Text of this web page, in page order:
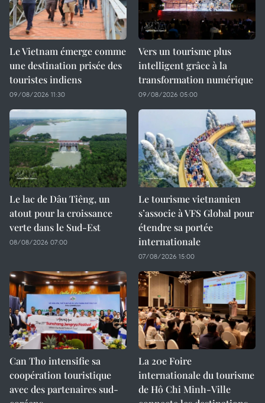
Le Vietnam émerge comme
une destination prisée des
touristes indiens
09/08/2026 11:30
Vers un tourisme plus
intelligent grâce à la
transformation numérique
09/08/2026 05:00
Le lac de Dâu Tiêng, un
atout pour la croissance
verte dans le Sud-Est
08/08/2026 07:00
Le tourisme vietnamien
s’associe à VFS Global pour
étendre sa portée
internationale
07/08/2026 15:00
Can Tho intensifie sa
coopération touristique
avec des partenaires sud-
La 20e Foire
internationale du tourisme
de Hô Chi Minh-Ville